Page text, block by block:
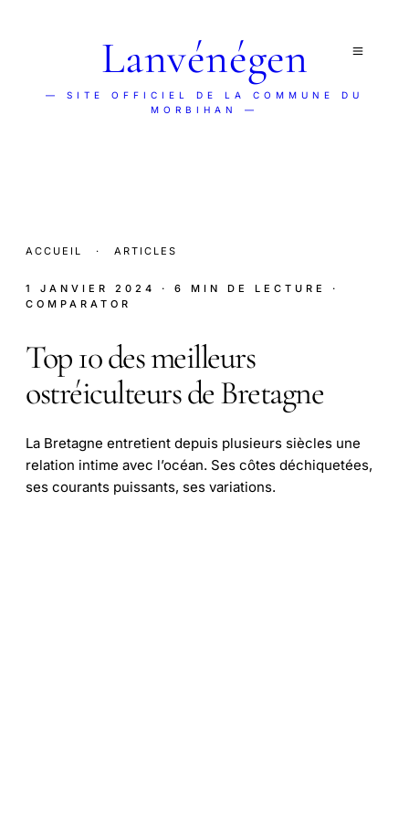
Lanvénégen
— SITE OFFICIEL DE LA COMMUNE DU
MORBIHAN —
ACCUEIL · ARTICLES
1 JANVIER 2024 · 6 MIN DE LECTURE
·
COMPARATOR
Top 10 des meilleurs
ostréiculteurs de Bretagne
La Bretagne entretient depuis plusieurs siècles une
relation intime avec l’océan. Ses côtes déchiquetées,
ses courants puissants, ses variations.